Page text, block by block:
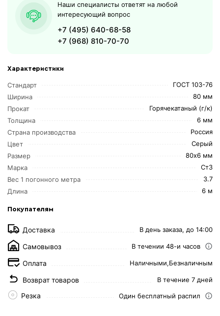
Характеристики
Стандарт
ГОСТ 103-76
Ширина
80 мм
Прокат
Горячекатаный (г/к)
Толщина
6 мм
Страна производства
Россия
Цвет
Серый
Размер
80х6 мм
Марка
Ст3
Вес 1 погонного метра
3.7
Длина
6 м
Покупателям
Доставка В день заказа, до 14:00
Самовывоз В течении 48-и часов
Оплата Наличными,Безналичным
Возврат товаров В течение 7 дней
Резка Один бесплатный распил
Наши специалисты ответят на любой
интересующий вопрос
+7 (495) 640-68-58
+7 (968) 810-70-70